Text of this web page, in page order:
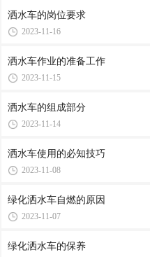
洒水车的岗位要求
2023-11-16
洒水车作业的准备工作
2023-11-15
洒水车的组成部分
2023-11-14
洒水车使用的必知技巧
2023-11-08
绿化洒水车自燃的原因
2023-11-07
绿化洒水车的保养